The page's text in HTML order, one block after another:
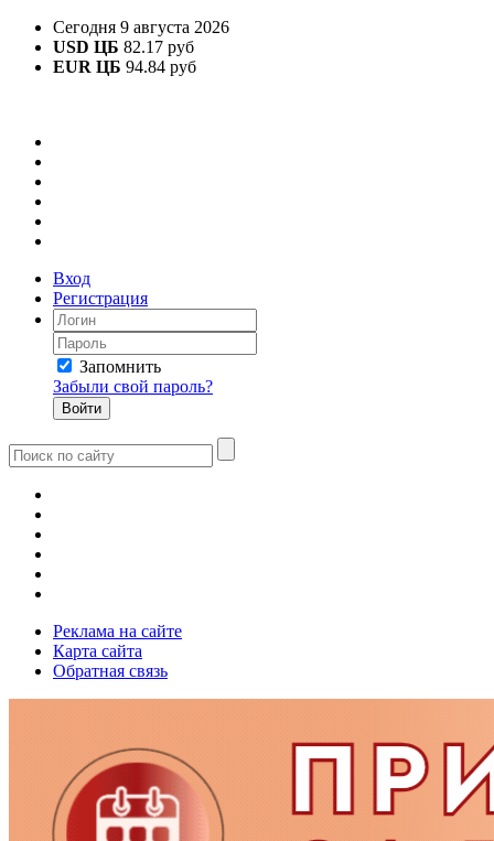
Сегодня 9 августа 2026
USD ЦБ 82.17 руб
EUR ЦБ 94.84 руб
Вход
Регистрация
Запомнить
Забыли свой пароль?
Реклама на сайте
Карта сайта
Обратная связь